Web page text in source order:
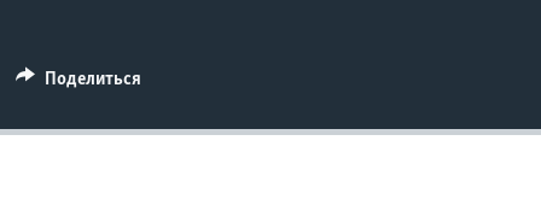
Поделиться